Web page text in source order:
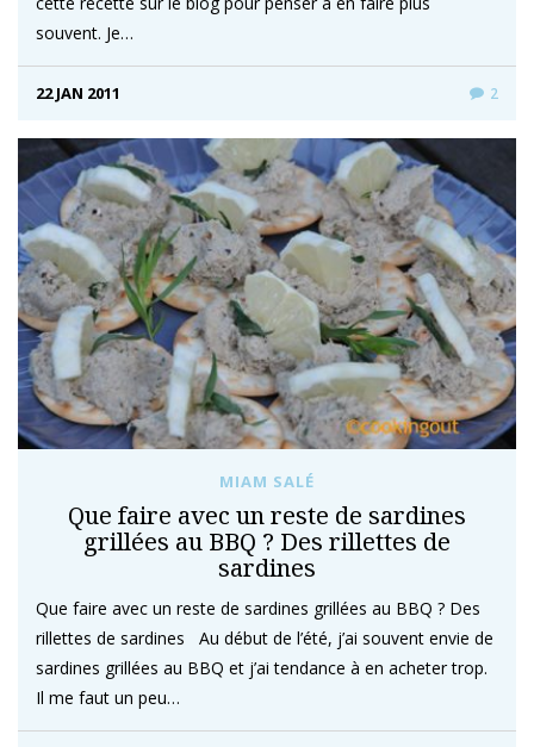
souvent. Je…
22 JAN 2011 2
MIAM SALÉ
Que faire avec un reste de sardines
grillées au BBQ ? Des rillettes de
sardines
Que faire avec un reste de sardines grillées au BBQ ? Des
rillettes de sardines Au début de l’été, j’ai souvent envie de
sardines grillées au BBQ et j’ai tendance à en acheter trop.
Il me faut un peu…